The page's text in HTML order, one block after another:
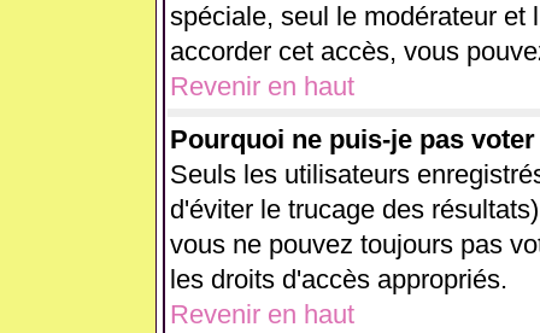
spéciale, seul le modérateur et
accorder cet accès, vous
Revenir en haut
Pourquoi ne puis-je pas
Seuls les utilisateurs
d'éviter le trucage des
vous ne pouvez toujours pas
les droits d'accès appropriés.
Revenir en haut